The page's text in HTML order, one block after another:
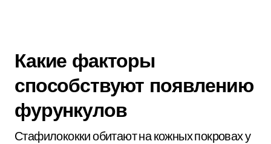
Какие факторы
способствуют появлению
фурункулов
Стафилококки обитают на кожных покровах у